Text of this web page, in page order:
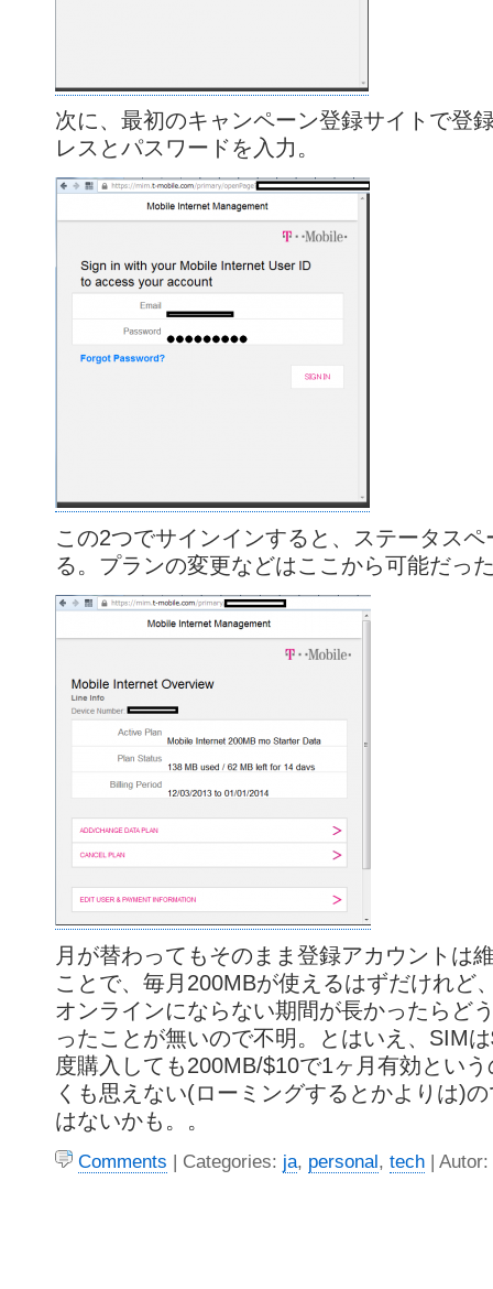
次に、最初のキャンペーン登録サイトで登
レスとパスワードを入力。
この2つでサインインすると、ステータス
る。プランの変更などはここから可能だっ
月が替わってもそのまま登録アカウントは
ことで、毎月200MBが使えるはずだけれど
オンラインにならない期間が長かったらど
ったことが無いので不明。とはいえ、SIM
度購入しても200MB/$10で1ヶ月有効とい
くも思えない(ローミングするとかよりは)
はないかも。。
Comments | Categories: ja, personal, tech |